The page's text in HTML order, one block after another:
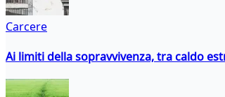
Carcere
Ai limiti della sopravvivenza, tra caldo